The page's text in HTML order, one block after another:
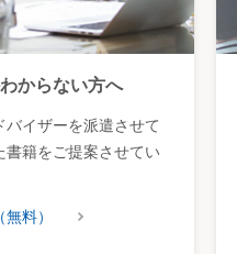
からない方へ
イザーを派遣させて
書籍をご提案させてい
料）